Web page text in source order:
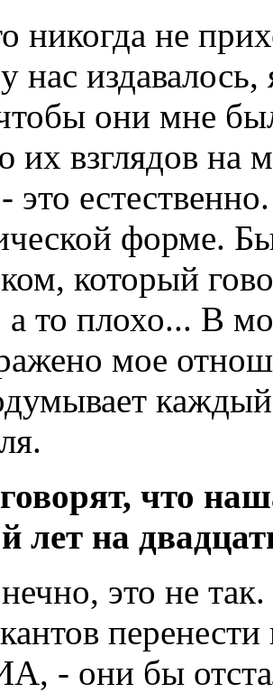
никогда не
нас
они мне
их взглядов
это
форме.
который
то плохо... В
мое
что
лет на
это не
- они бы